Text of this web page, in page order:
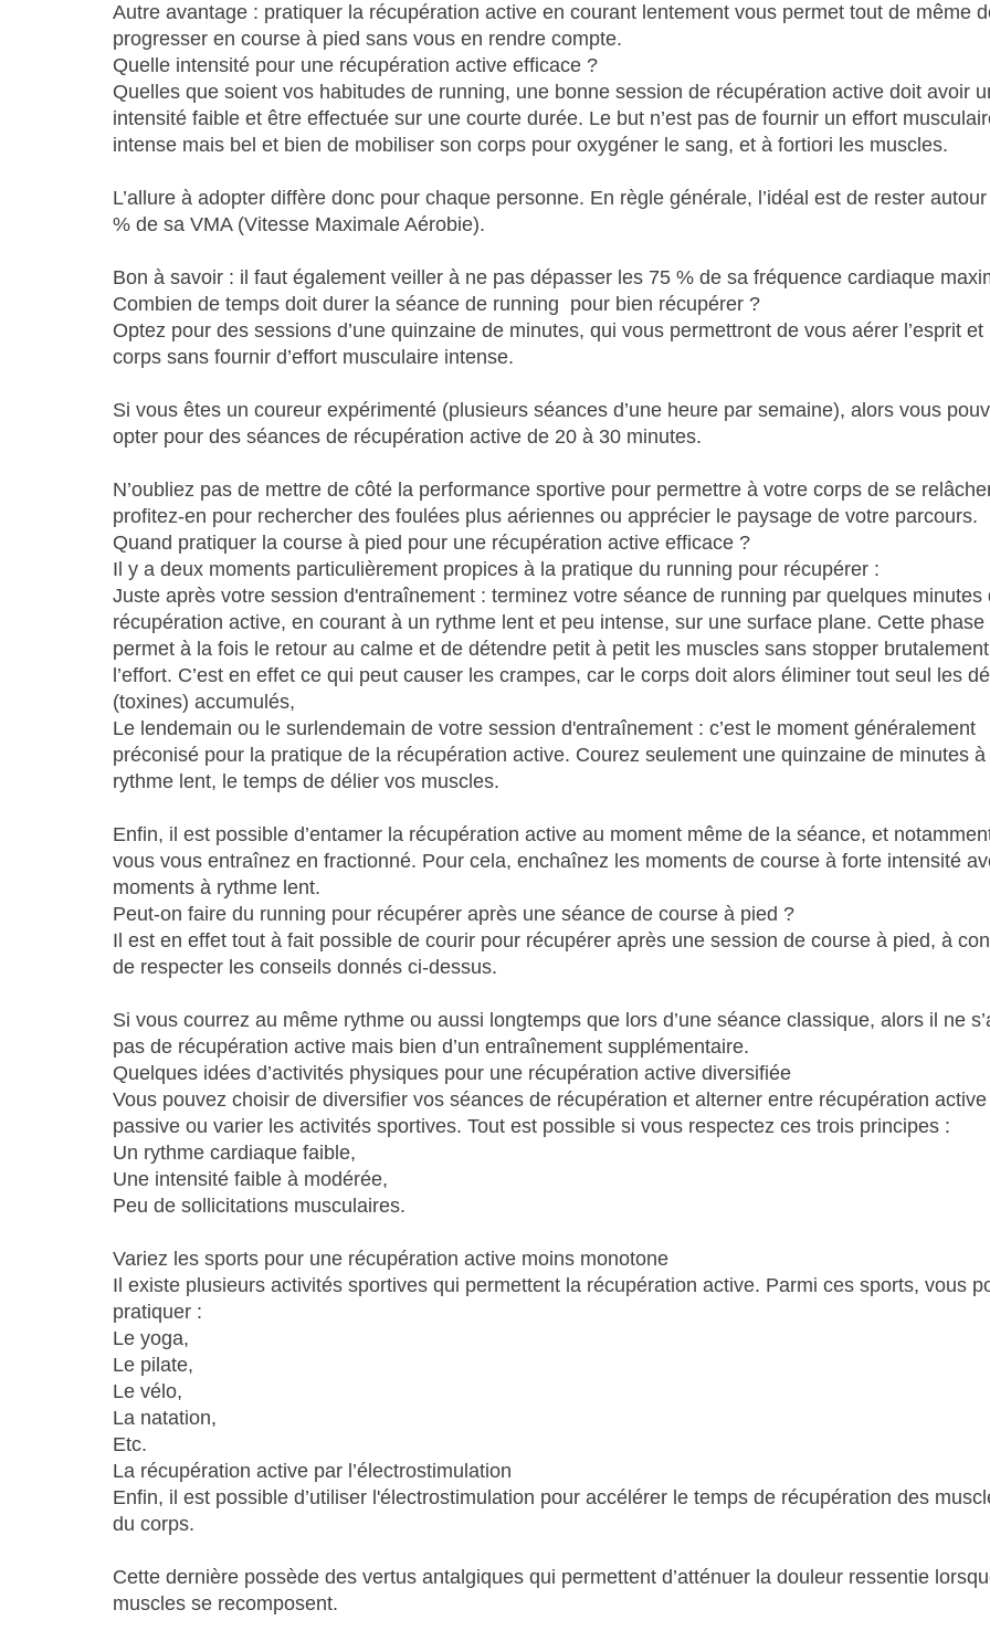
Autre avantage : pratiquer la récupération active en courant lentement vous permet tout de même
progresser en course à pied sans vous en rendre compte.
Quelle intensité pour une récupération active efficace ?
Quelles que soient vos habitudes de running, une bonne session de récupération active doit avoir
intensité faible et être effectuée sur une courte durée. Le but n’est pas de fournir un effort
intense mais bel et bien de mobiliser son corps pour oxygéner le sang, et à fortiori les muscles.
L’allure à adopter diffère donc pour chaque personne. En règle générale, l’idéal est de rester
% de sa VMA (Vitesse Maximale Aérobie).
Bon à savoir : il faut également veiller à ne pas dépasser les 75 % de sa fréquence cardiaque
Combien de temps doit durer la séance de running pour bien récupérer ?
Optez pour des sessions d’une quinzaine de minutes, qui vous permettront de vous aérer l’esprit et
corps sans fournir d’effort musculaire intense.
Si vous êtes un coureur expérimenté (plusieurs séances d’une heure par semaine), alors vous
opter pour des séances de récupération active de 20 à 30 minutes.
N’oubliez pas de mettre de côté la performance sportive pour permettre à votre corps de se
profitez-en pour rechercher des foulées plus aériennes ou apprécier le paysage de votre parcours.
Quand pratiquer la course à pied pour une récupération active efficace ?
Il y a deux moments particulièrement propices à la pratique du running pour récupérer :
Juste après votre session d'entraînement : terminez votre séance de running par quelques minutes
récupération active, en courant à un rythme lent et peu intense, sur une surface plane. Cette phase
permet à la fois le retour au calme et de détendre petit à petit les muscles sans stopper brutalement
l’effort. C’est en effet ce qui peut causer les crampes, car le corps doit alors éliminer tout seul les
(toxines) accumulés,
Le lendemain ou le surlendemain de votre session d'entraînement : c’est le moment généralement
préconisé pour la pratique de la récupération active. Courez seulement une quinzaine de minutes à
rythme lent, le temps de délier vos muscles.
Enfin, il est possible d’entamer la récupération active au moment même de la séance, et
vous vous entraînez en fractionné. Pour cela, enchaînez les moments de course à forte intensité
moments à rythme lent.
Peut-on faire du running pour récupérer après une séance de course à pied ?
Il est en effet tout à fait possible de courir pour récupérer après une session de course à pied, à
de respecter les conseils donnés ci-dessus.
Si vous courrez au même rythme ou aussi longtemps que lors d’une séance classique, alors il ne
pas de récupération active mais bien d’un entraînement supplémentaire.
Quelques idées d’activités physiques pour une récupération active diversifiée
Vous pouvez choisir de diversifier vos séances de récupération et alterner entre récupération
passive ou varier les activités sportives. Tout est possible si vous respectez ces trois principes :
Un rythme cardiaque faible,
Une intensité faible à modérée,
Peu de sollicitations musculaires.
Variez les sports pour une récupération active moins monotone
Il existe plusieurs activités sportives qui permettent la récupération active. Parmi ces sports, vous
pratiquer :
Le yoga,
Le pilate,
Le vélo,
La natation,
Etc.
La récupération active par l’électrostimulation
Enfin, il est possible d’utiliser l'électrostimulation pour accélérer le temps de récupération des
du corps.
Cette dernière possède des vertus antalgiques qui permettent d’atténuer la douleur ressentie
muscles se recomposent.